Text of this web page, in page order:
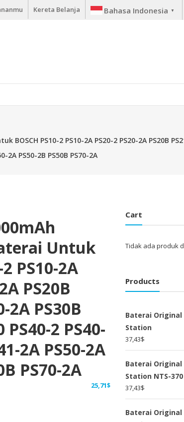
Kereta Belanja Bahasa Indonesia ▼
PS10-2 PS10-2A PS20-2 PS20-2A PS20B
2A PS50-2B PS50B PS70-2A
Untuk
PS10-2A
PS20B
2A PS30B
PS40-2 PS40-
2A PS50-2A
PS70-2A
25,71$
Cart
Tidak ada produk
Products
Baterai Original
Station
37,43$
Baterai Original
Station NTS-370
37,43$
Baterai Original